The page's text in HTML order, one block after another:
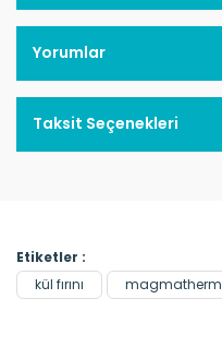
Yorumlar
Taksit Seçenekleri
Etiketler :
kül fırını
magmatherm